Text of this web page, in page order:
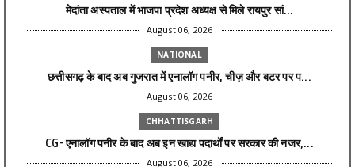
मेदांता अस्पताल में भाजपा प्रदेश अध्यक्ष से मिले रायपुर सां...
August 06, 2026
NATIONAL
छत्तीसगढ़ के बाद अब गुजरात में एनालॉग पनीर, चीज़ और बटर पर प...
August 06, 2026
CHHATTISGARH
CG- एनालॉग पनीर के बाद अब इन खाद्य पदार्थों पर सरकार की नजर,...
August 06, 2026